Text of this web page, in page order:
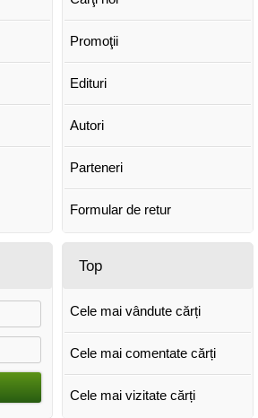
Promoţii
Edituri
Autori
Parteneri
Formular de retur
Top
Cele mai vândute cărți
Cele mai comentate cărți
Cele mai vizitate cărți